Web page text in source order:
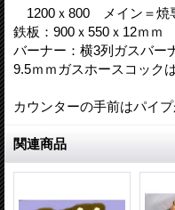
1200ｘ800 メイン＝焼
鉄板：900ｘ550ｘ12ｍｍ
バーナー：横3列ガスバー
9.5ｍｍガスホースコック
カウンターの手前はパイ
関連商品